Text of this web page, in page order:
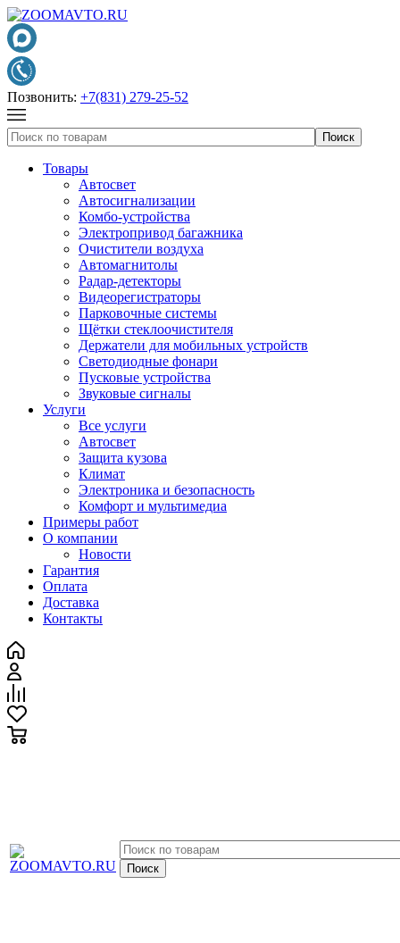
Позвонить: +7(831) 279-25-52
Товары
Автосвет
Автосигнализации
Комбо-устройства
Электропривод багажника
Очистители воздуха
Автомагнитолы
Радар-детекторы
Видеорегистраторы
Парковочные системы
Щётки стеклоочистителя
Держатели для мобильных устройств
Светодиодные фонари
Пусковые устройства
Звуковые сигналы
Услуги
Все услуги
Автосвет
Защита кузова
Климат
Электроника и безопасность
Комфорт и мультимедиа
Примеры работ
О компании
Новости
Гарантия
Оплата
Доставка
Контакты